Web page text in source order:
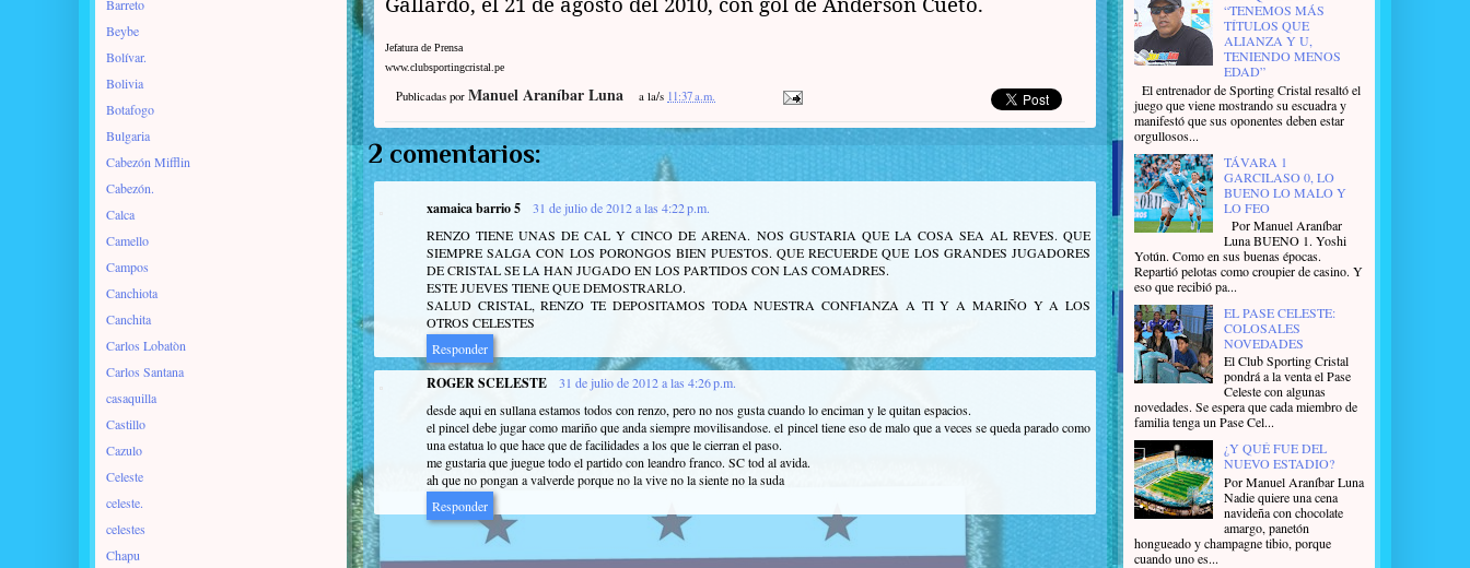
Jefatura de Prensa
www.clubsportingcristal.pe
Publicadas por Manuel Araníbar Luna a la/s 11:37 a.m.
2 comentarios:
xamaica barrio 5
31 de julio de 2012 a las 4:22 p.m.
RENZO TIENE UNAS DE CAL Y CINCO DE ARENA. NOS GUSTARIA QUE LA COSA SEA AL REVES. QUE
SIEMPRE SALGA CON LOS PORONGOS BIEN PUESTOS. QUE RECUERDE QUE LOS GRANDES JUGADORES
DE CRISTAL SE LA HAN JUGADO EN LOS PARTIDOS CON LAS COMADRES.
ESTE JUEVES TIENE QUE DEMOSTRARLO.
SALUD CRISTAL, RENZO TE DEPOSITAMOS TODA NUESTRA CONFIANZA A TI Y A MARIÑO Y A LOS
OTROS CELESTES
Responder
ROGER SCELESTE
31 de julio de 2012 a las 4:26 p.m.
desde aqui en sullana estamos todos con renzo, pero no nos gusta cuando lo enciman y le quitan espacios.
el pincel debe jugar como mariño que anda siempre movilisandose. el pincel tiene eso de malo que a veces se queda parado como
una estatua lo que hace que de facilidades a los que le cierran el paso.
me gustaria que juegue todo el partido con leandro franco. SC tod al avida.
ah que no pongan a valverde porque no la vive no la siente no la suda
Responder
Barreto
Beybe
Bolívar.
Bolivia
Botafogo
Bulgaria
Cabezón Mifflin
Cabezón.
Calca
Camello
Campos
Canchiota
Canchita
Carlos Lobatòn
Carlos Santana
casaquilla
Castillo
Cazulo
Celeste
celeste.
celestes
Chapu
“TENEMOS MÁS
TÍTULOS QUE
ALIANZA Y U,
TENIENDO MENOS
EDAD”
El entrenador de Sporting Cristal resaltó el
juego que viene mostrando su escuadra y
manifestó que sus oponentes deben estar
orgullosos...
TÁVARA 1
GARCILASO 0, LO
BUENO LO MALO Y
LO FEO
Por Manuel Araníbar
Luna BUENO 1. Yoshi
Yotún. Como en sus buenas épocas.
Repartió pelotas como croupier de casino. Y
eso que recibió pa...
EL PASE CELESTE:
COLOSALES
NOVEDADES
El Club Sporting Cristal
pondrá a la venta el Pase
Celeste con algunas
novedades. Se espera que cada miembro de
familia tenga un Pase Cel...
¿Y QUÉ FUE DEL
NUEVO ESTADIO?
Por Manuel Araníbar Luna
Nadie quiere una cena
navideña con chocolate
amargo, panetón
hongueado y champagne tibio, porque
cuando uno es...